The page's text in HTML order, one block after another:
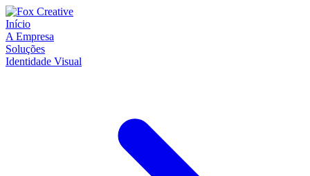
Início
A Empresa
Soluções
Identidade Visual